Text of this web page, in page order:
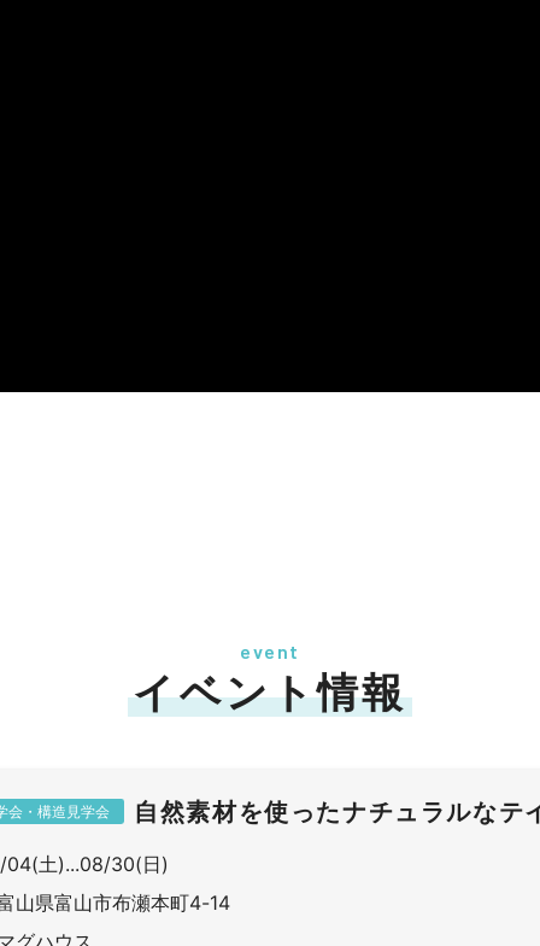
event
イベント情報
会・構造見学会 自然素材を使ったナチュラルなテ
04(土)...08/30(日)
山県富山市布瀬本町4-14
グハウス